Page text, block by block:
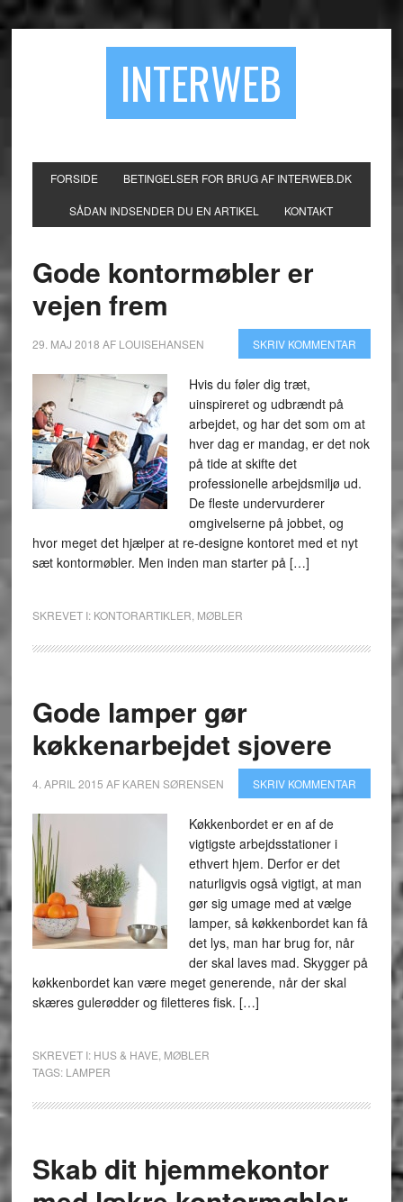
INTERWEB
FORSIDE BETINGELSER FOR BRUG AF INTERWEB.DK
SÅDAN INDSENDER DU EN ARTIKEL KONTAKT
Gode kontormøbler er
vejen frem
29. MAJ 2018 AF LOUISEHANSEN SKRIV KOMMENTAR
Hvis du føler dig træt,
uinspireret og udbrændt på
arbejdet, og har det som om at
hver dag er mandag, er det nok
på tide at skifte det
professionelle arbejdsmiljø ud.
De fleste undervurderer
omgivelserne på jobbet, og
hvor meget det hjælper at re-designe kontoret med et nyt
sæt kontormøbler. Men inden man starter på […]
SKREVET I: KONTORARTIKLER MØBLER
Gode lamper gør
køkkenarbejdet sjovere
4. APRIL 2015 AF KAREN SØRENSEN SKRIV KOMMENTAR
Køkkenbordet er en af de
vigtigste arbejdsstationer i
ethvert hjem. Derfor er det
naturligvis også vigtigt, at man
gør sig umage med at vælge
lamper, så køkkenbordet kan få
det lys, man har brug for, når
der skal laves mad. Skygger på
køkkenbordet kan være meget generende, når der skal
skæres gulerødder og filetteres fisk. […]
SKREVET I: HUS & HAVE MØBLER
TAGS: LAMPER
Skab dit hjemmekontor